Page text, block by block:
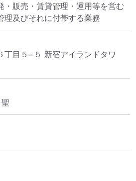
・販売・賃貸管理・運用等を営む
理及びそれに付帯する業務
丁目５−５ 新宿アイランドタワ